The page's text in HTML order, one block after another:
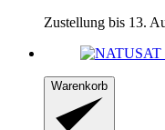
Zustellung bis 13.
Warenkorb